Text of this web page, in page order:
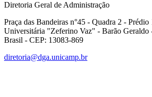
Diretoria Geral de Administração
Praça das Bandeiras n°45 - Quadra 2 - Prédio
Universitária "Zeferino Vaz" - Barão Geraldo
Brasil - CEP: 13083-869
diretoria@dga.unicamp.br